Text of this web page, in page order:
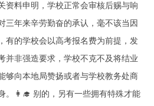
资料申明，学校正常会审核后赐与响
三年来辛劳勤奋的承认，毫不该当因
有的学校会以高考报名费为前提，发
并非强造要求，学校不克不及将结业
够向本地局赞扬或者与学校教务处商
。👩‍🎓 别的，另有一些拥有特殊才能